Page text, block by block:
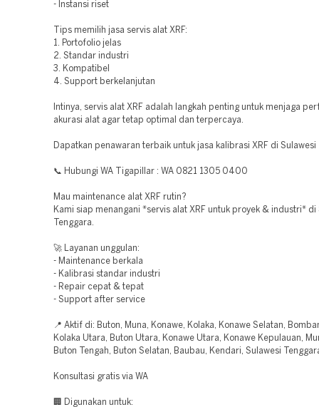
- Instansi riset
Tips memilih jasa servis alat XRF:
1. Portofolio jelas
2. Standar industri
3. Kompatibel
4. Support berkelanjutan
Intinya, servis alat XRF adalah langkah penting untuk menjaga
akurasi alat agar tetap optimal dan terpercaya.
Dapatkan penawaran terbaik untuk jasa kalibrasi XRF di Sulawesi
📞 Hubungi WA Tigapillar : WA 0821 1305 0400
Mau maintenance alat XRF rutin?
Kami siap menangani *servis alat XRF untuk proyek & industri* di
Tenggara.
🚀 Layanan unggulan:
- Maintenance berkala
- Kalibrasi standar industri
- Repair cepat & tepat
- Support after service
📍 Aktif di: Buton, Muna, Konawe, Kolaka, Konawe Selatan,
Kolaka Utara, Buton Utara, Konawe Utara, Konawe Kepulauan,
Buton Tengah, Buton Selatan, Baubau, Kendari, Sulawesi
Konsultasi gratis via WA
🏢 Digunakan untuk: